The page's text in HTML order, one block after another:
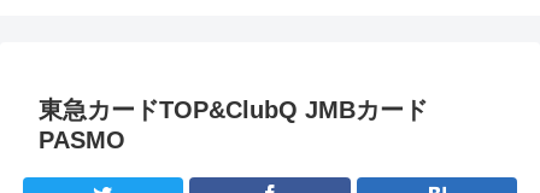
東急カードTOP&ClubQ JMBカード
PASMO